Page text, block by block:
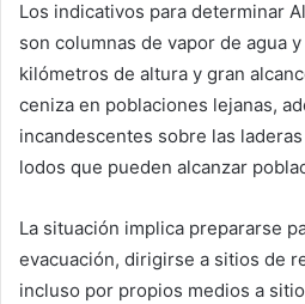
Los indicativos para determinar
son columnas de vapor de agua
kilómetros de altura y gran
ceniza en poblaciones lejanas,
incandescentes sobre las
lodos que pueden alcanzar
La situación implica prepararse
evacuación, dirigirse a sitios de
incluso por propios medios a